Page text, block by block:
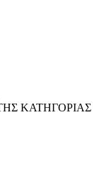
ΚΑΤΗΓΟΡΙΑΣ